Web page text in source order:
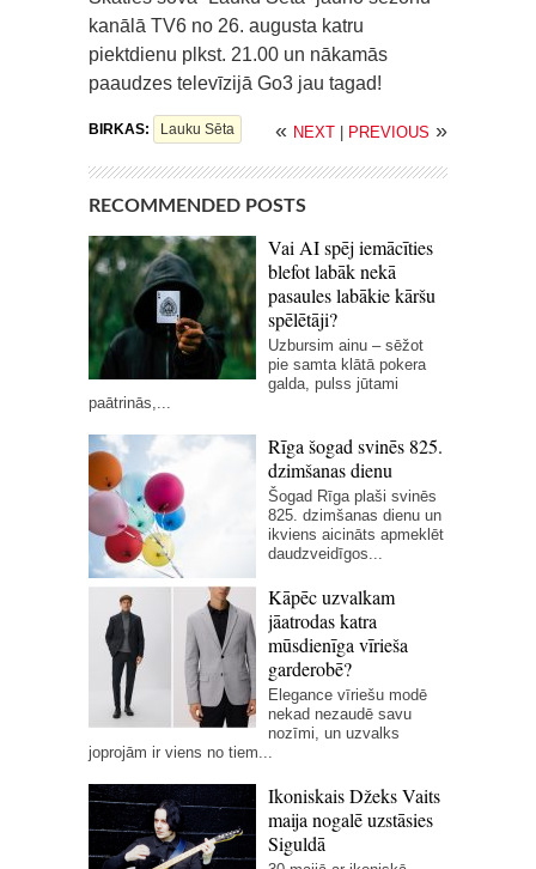
kanālā TV6 no 26. augusta katru
piektdienu plkst. 21.00 un nākamās
paaudzes televīzijā Go3 jau tagad!
BIRKAS: Lauku Sēta « NEXT | PREVIOUS »
RECOMMENDED POSTS
Vai AI spēj iemācīties
blefot labāk nekā
pasaules labākie kāršu
spēlētāji?
Uzbursim ainu – sēžot
pie samta klātā pokera
galda, pulss jūtami
paātrinās,...
Rīga šogad svinēs 825.
dzimšanas dienu
Šogad Rīga plaši svinēs
825. dzimšanas dienu un
ikviens aicināts apmeklēt
daudzveidīgos...
Kāpēc uzvalkam
jāatrodas katra
mūsdienīga vīrieša
garderobē?
Elegance vīriešu modē
nekad nezaudē savu
nozīmi, un uzvalks
joprojām ir viens no tiem...
Ikoniskais Džeks Vaits
maija nogalē uzstāsies
Siguldā